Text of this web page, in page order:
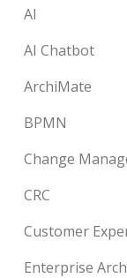
AI
AI Chatbot
ArchiMate
BPMN
Change
CRC
Customer
Enterprise